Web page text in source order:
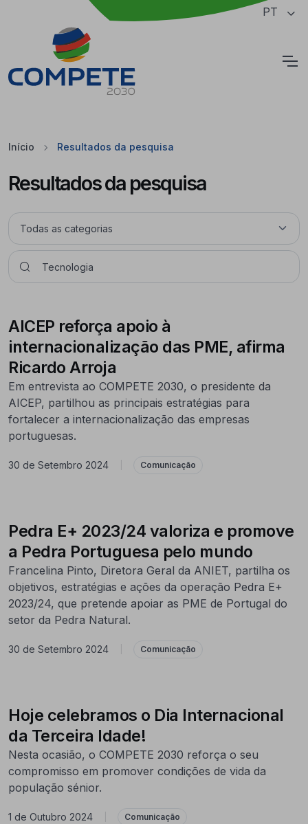
Saltar para o conteúdo principal da página PT
Início Resultados da pesquisa
Resultados da pesquisa
AICEP reforça apoio à
internacionalização das PME, afirma
Ricardo Arroja
Em entrevista ao COMPETE 2030, o presidente da
AICEP, partilhou as principais estratégias para
fortalecer a internacionalização das empresas
portuguesas.
30 de Setembro 2024 Comunicação
Pedra E+ 2023/24 valoriza e promove
a Pedra Portuguesa pelo mundo
Francelina Pinto, Diretora Geral da ANIET, partilha os
objetivos, estratégias e ações da operação Pedra E+
2023/24, que pretende apoiar as PME de Portugal do
setor da Pedra Natural.
30 de Setembro 2024 Comunicação
Hoje celebramos o Dia Internacional
da Terceira Idade!
Nesta ocasião, o COMPETE 2030 reforça o seu
compromisso em promover condições de vida da
população sénior.
1 de Outubro 2024 Comunicação